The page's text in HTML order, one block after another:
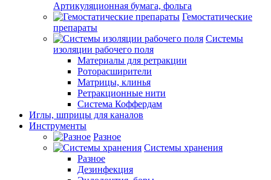
Артикуляционная бумага, фольга
Гемостатические
препараты
Системы
изоляции рабочего поля
Материалы для ретракции
Роторасширители
Матрицы, клинья
Ретракционные нити
Система Коффердам
Иглы, шприцы для каналов
Инструменты
Разное
Системы хранения
Разное
Дезинфекция